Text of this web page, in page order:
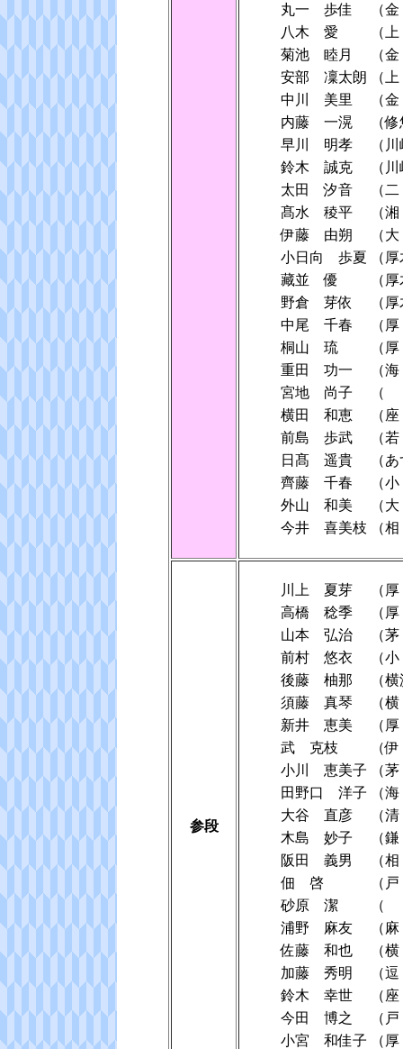
丸一 歩佳
（
八木 愛
（
菊池 睦月
（
安部 凜太朗
（
中川 美里
（
内藤 一滉
（
早川 明孝
（
鈴木 誠克
（
太田 汐音
（
髙水 稜平
（
伊藤 由朔
（
小日向 歩夏
（
藏並 優
（
野倉 芽依
（
中尾 千春
（
桐山 琉
（
重田 功一
（
宮地 尚子
横田 和恵
（
前島 歩武
（
日髙 遥貴
（
齊藤 千春
（
外山 和美
（
今井 喜美枝
（
参段
川上 夏芽
（
高橋 稔季
（
山本 弘治
（
前村 悠衣
（
後藤 柚那
（
須藤 真琴
（
新井 恵美
（
武 克枝
（
小川 恵美子
（
田野口 洋子
（
大谷 直彦
（
木島 妙子
（
阪田 義男
（
佃 啓
（
砂原 潔
浦野 麻友
（
佐藤 和也
（
加藤 秀明
（
鈴木 幸世
（
今田 博之
（
小宮 和佳子
（